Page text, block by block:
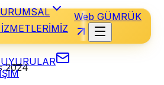
Web GÜMRÜK
2024